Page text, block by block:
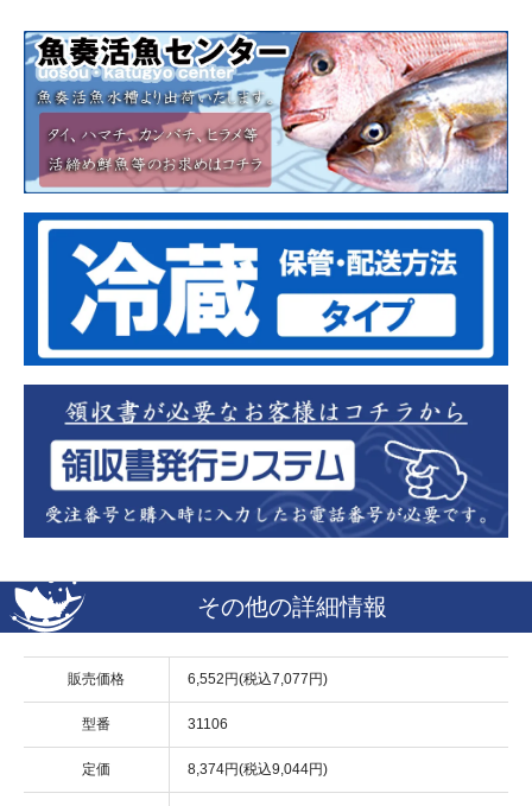
その他の詳細情報
販売価格 6,552円(税込7,077円)
型番 31106
定価 8,374円(税込9,044円)